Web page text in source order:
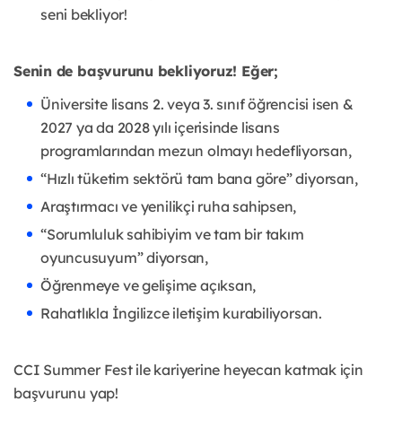
seni bekliyor!
Senin de başvurunu bekliyoruz! Eğer;
Üniversite lisans 2. veya 3. sınıf öğrencisi isen &
2027 ya da 2028 yılı içerisinde lisans
programlarından mezun olmayı hedefliyorsan,
“Hızlı tüketim sektörü tam bana göre” diyorsan,
Araştırmacı ve yenilikçi ruha sahipsen,
“Sorumluluk sahibiyim ve tam bir takım
oyuncusuyum” diyorsan,
Öğrenmeye ve gelişime açıksan,
Rahatlıkla İngilizce iletişim kurabiliyorsan.
CCI Summer Fest ile kariyerine heyecan katmak için
başvurunu yap!